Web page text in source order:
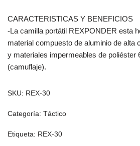
CARACTERISTICAS Y BENEFICIOS
-La camilla portátil REXPONDER esta
material compuesto de aluminio de alta
y materiales impermeables de poliéster
(camuflaje).
SKU: REX-30
Categoría: Táctico
Etiqueta: REX-30